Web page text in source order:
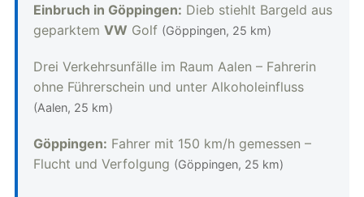
Einbruch in Göppingen: Dieb stiehlt Bargeld aus
geparktemVW Golf (Göppingen, 25 km)
Drei Verkehrsunfälle im Raum Aalen – Fahrerin
ohne Führerschein und unter Alkoholeinfluss
(Aalen, 25 km)
Göppingen: Fahrer mit 150 km/h gemessen –
Flucht und Verfolgung (Göppingen, 25 km)